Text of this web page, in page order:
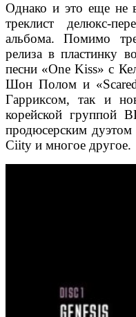
Однако и это еще не
треклист делюкс-
альбома.Помимо
релиза в пластинку
песни «One Kiss» с
Шон Полом и
Гарриксом, так и
корейской группой
продюсерским
Ciity и многое другое.